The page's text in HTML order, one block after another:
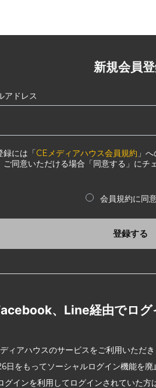
新規会員
アドレス
録には「CEメディアハウス会員規約 」
ご同意いただける場合「同意する」にチ
会員規約に同
登録する
、Line経由でロ
ィアハウスのサービスをご利用いただき
日をもってソーシャルログイン機能を廃
グインを利用してログインされていた方